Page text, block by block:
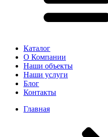
Каталог
О Компании
Наши объекты
Наши услуги
Блог
Контакты
Главная